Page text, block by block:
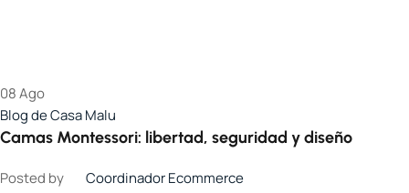
08Ago
Blog de Casa Malu
Camas Montessori: libertad, seguridad y diseño
Posted by
Coordinador Ecommerce